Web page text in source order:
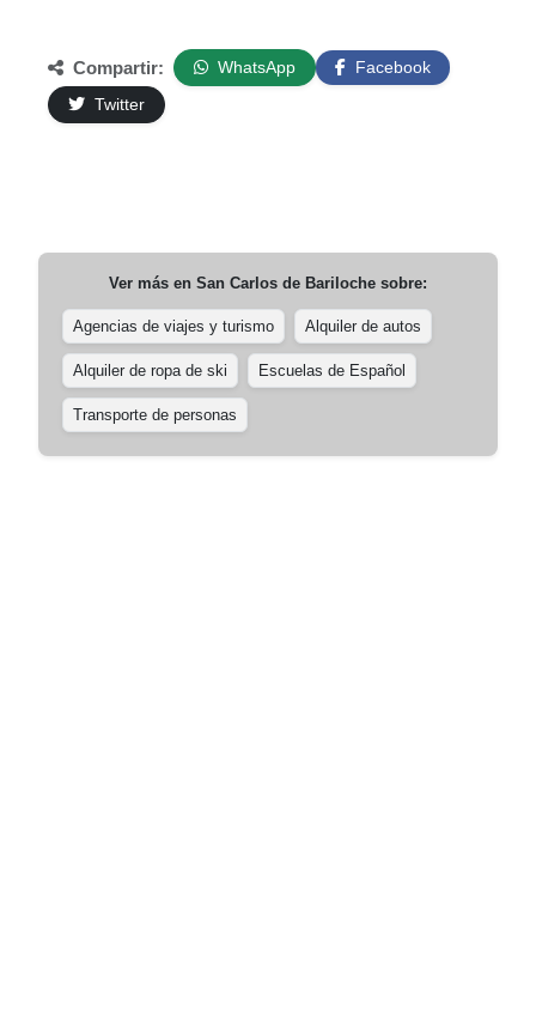
Compartir: WhatsApp
Facebook
Twitter
Ver más en San Carlos de Bariloche sobre:
Agencias de viajes y turismo Alquiler de autos
Alquiler de ropa de ski Escuelas de Español
Transporte de personas